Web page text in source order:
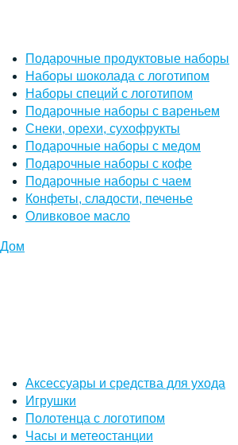
Подарочные продуктовые наборы
Наборы шоколада с логотипом
Наборы специй с логотипом
Подарочные наборы с вареньем
Снеки, орехи, сухофрукты
Подарочные наборы с медом
Подарочные наборы с кофе
Подарочные наборы с чаем
Конфеты, сладости, печенье
Оливковое масло
Дом
Аксессуары и средства для ухода
Игрушки
Полотенца с логотипом
Часы и метеостанции